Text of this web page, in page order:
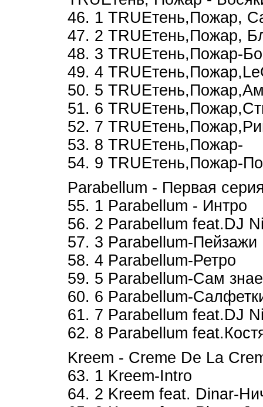
46. 1 TRUEтень,Пожар,
47. 2 TRUEтень,Пожар,
48. 3 TRUEтень,Пожар-
49. 4
50. 5
51. 6
52. 7
53. 8 TRUEтень,Пожар-
54. 9 TRUEтень,Пожар-
Parabellum - Первая
55. 1 Parabellum - Интро
56. 2 Parabellum feat.DJ
57. 3 Parabellum-Пейзажи
58. 4 Parabellum-Ретро
59. 5 Parabellum-Сам
60. 6 Parabellum-
61. 7 Parabellum feat.DJ
62. 8 Parabellum
Kreem - Creme De La
63. 1 Kreem-Intro
64. 2 Kreem feat. Dinar-